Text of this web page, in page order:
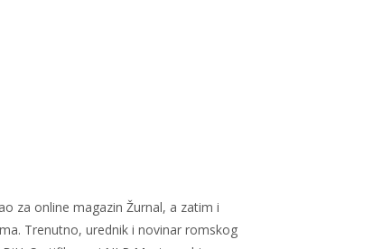
za online magazin Žurnal, a zatim i
Trenutno, urednik i novinar romskog